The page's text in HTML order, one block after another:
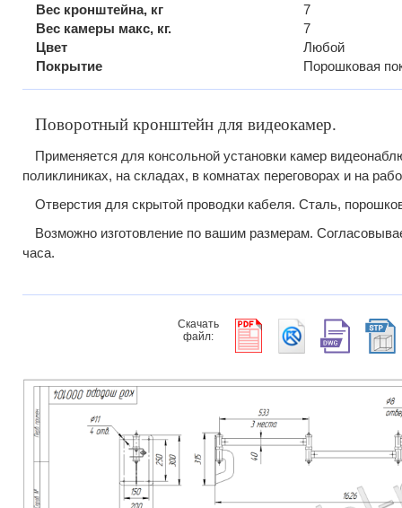
Вес кронштейна, кг
7
Вес камеры макс, кг.
7
Цвет
Любой
Покрытие
Порошковая
Поворотный кронштейн для видеокамер.
Применяется для консольной установки камер
поликлиниках, на складах, в комнатах переговорах и на
Отверстия для скрытой проводки кабеля. Сталь,
Возможно изготовление по вашим размерам.
часа.
Скачать
файл: